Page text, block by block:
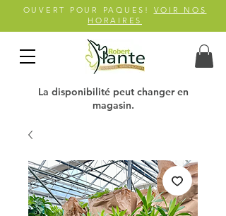
OUVERT POUR PAQUES! VOIR NOS
HORAIRES
La disponibilité peut changer en
magasin.